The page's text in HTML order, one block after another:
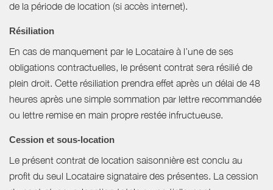
de la période de location (si accès internet).
Résiliation
En cas de manquement par le Locataire à l’une de ses
obligations contractuelles, le présent contrat sera résilié de
plein droit. Cette résiliation prendra effet après un délai de 48
heures après une simple sommation par lettre recommandée
ou lettre remise en main propre restée infructueuse.
Cession et sous-location
Le présent contrat de location saisonnière est conclu au
profit du seul Locataire signataire des présentes. La cession